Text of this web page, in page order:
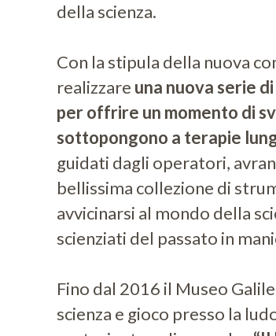
della scienza.
Con la stipula della nuova
realizzare una nuova serie
per offrire un momento di
sottopongono a terapie
guidati dagli operatori,
bellissima collezione di
avvicinarsi al mondo della
scienziati del passato in
Fino dal 2016 il Museo
scienza e gioco presso la